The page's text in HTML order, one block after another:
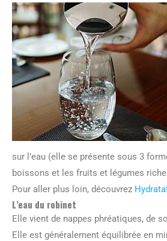
sur l’eau (elle se présente sous 3
boissons et les fruits et légumes
Pour aller plus loin, découvrez
L’eau du robinet
Elle vient de nappes phréatiques, de
Elle est généralement équilibrée en